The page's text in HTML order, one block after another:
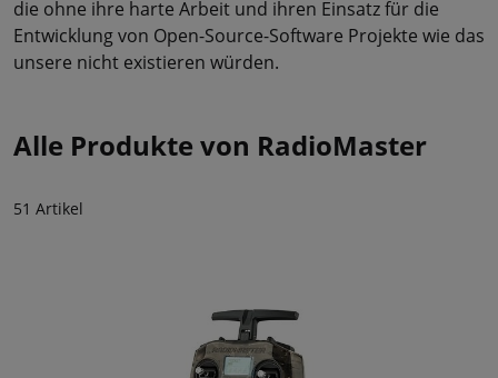
die ohne ihre harte Arbeit und ihren Einsatz für die
Entwicklung von Open-Source-Software Projekte wie das
unsere nicht existieren würden.
Alle Produkte von RadioMaster
51 Artikel